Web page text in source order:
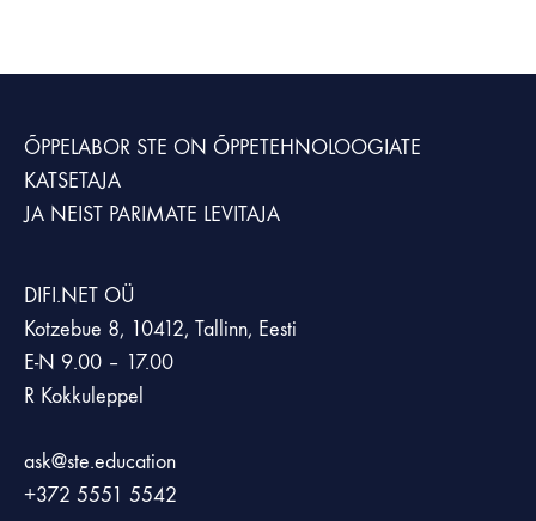
ÕPPELABOR STE ON ÕPPETEHNOLOOGIATE
KATSETAJA
JA NEIST PARIMATE LEVITAJA
DIFI.NET OÜ
Kotzebue 8, 10412, Tallinn, Eesti
E-N 9.00 – 17.00
R Kokkuleppel
ask@ste.education
+372 5551 5542